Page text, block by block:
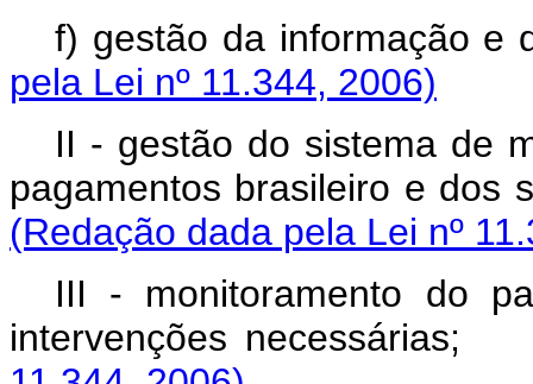
f) gestão da
pela Lei nº 11.344, 2006)
II - gestão do sistema de
pagamentos brasileiro e
(Redação dada pela Lei nº
III - monitoramento do
intervenções